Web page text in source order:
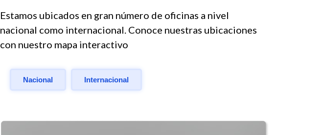
Estamos ubicados en gran número de oficinas a nivel
nacional como internacional. Conoce nuestras ubicaciones
con nuestro mapa interactivo
Nacional Internacional